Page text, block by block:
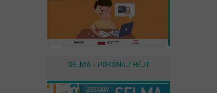
SELMA - POKONAJ HEJT